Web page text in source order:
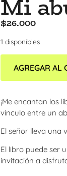
Mi
$26.000
1 disponibles
AGREGAR AL
¡Me encantan los
vínculo entre un
El señor lleva una
El libro puede ser
invitación a